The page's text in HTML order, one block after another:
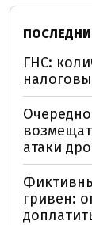
ГНС:
атаки
гривен: